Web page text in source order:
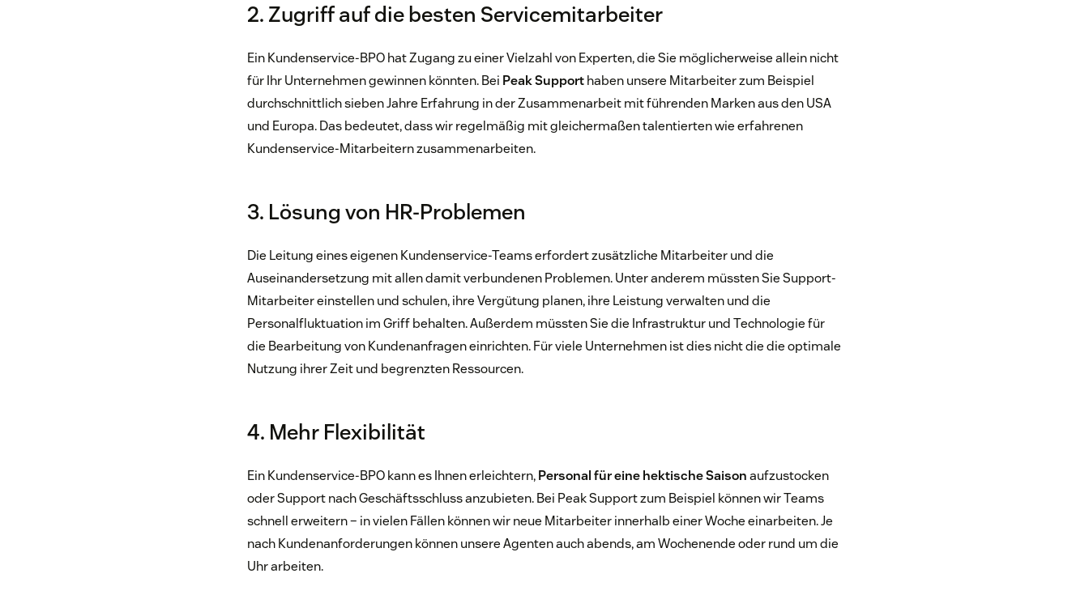
2. Zugriff auf die besten Servicemitarbeiter
Ein Kundenservice-BPO hat Zugang zu einer Vielzahl von Experten, die Sie möglicherweise allein nicht
für Ihr Unternehmen gewinnen könnten. Bei Peak Supporthaben unsere Mitarbeiter zum Beispiel
durchschnittlich sieben Jahre Erfahrung in der Zusammenarbeit mit führenden Marken aus den USA
und Europa. Das bedeutet, dass wir regelmäßig mit gleichermaßen talentierten wie erfahrenen
Kundenservice-Mitarbeitern zusammenarbeiten.
3. Lösung von HR-Problemen
Die Leitung eines eigenen Kundenservice-Teams erfordert zusätzliche Mitarbeiter und die
Auseinandersetzung mit allen damit verbundenen Problemen. Unter anderem müssten Sie Support-
Mitarbeiter einstellen und schulen, ihre Vergütung planen, ihre Leistung verwalten und die
Personalfluktuation im Griff behalten. Außerdem müssten Sie die Infrastruktur und Technologie für
die Bearbeitung von Kundenanfragen einrichten. Für viele Unternehmen ist dies nicht die die optimale
Nutzung ihrer Zeit und begrenzten Ressourcen.
4. Mehr Flexibilität
Ein Kundenservice-BPO kann es Ihnen erleichtern,Personal für eine hektische Saisonaufzustocken
oder Support nach Geschäftsschluss anzubieten. Bei Peak Support zum Beispiel können wir Teams
schnell erweitern – in vielen Fällen können wir neue Mitarbeiter innerhalb einer Woche einarbeiten. Je
nach Kundenanforderungen können unsere Agenten auch abends, am Wochenende oder rund um die
Uhr arbeiten.